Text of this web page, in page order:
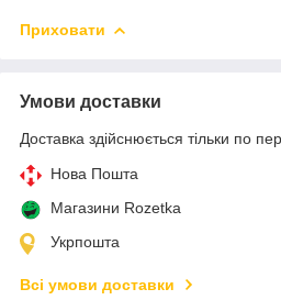
Приховати
Умови доставки
Доставка здійснюється тільки по
Нова Пошта
Магазини Rozetka
Укрпошта
Всі умови доставки